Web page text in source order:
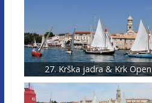
27. Krška jadra & Krk Open